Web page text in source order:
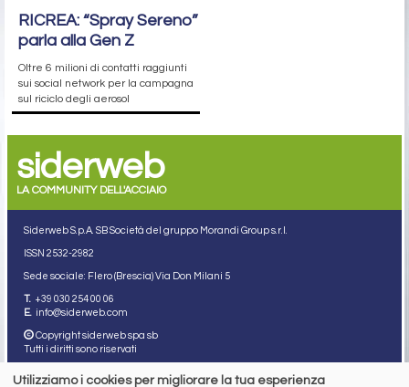
RICREA: “Spray Sereno”
parla alla Gen Z
Oltre 6 milioni di contatti raggiunti
sui social network per la campagna
sul riciclo degli aerosol
siderweb
LA COMMUNITY DELL'ACCIAIO
Siderweb S.p.A. SB Società del gruppo Morandi Group s.r.l.
ISSN 2532-2982
Sede sociale: Flero (Brescia) Via Don Milani 5
T. +39 030 254 00 06
E. info@siderweb.com
Copyright siderweb spa sb
Tutti i diritti sono riservati
Privacy policy
Utilizziamo i cookies per migliorare la tua esperienza